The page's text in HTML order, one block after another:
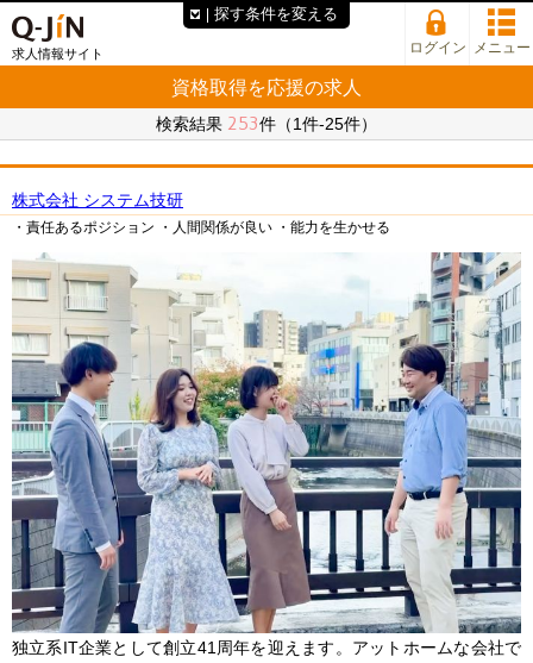
求人情報サイト ログイン メニュー
資格取得を応援の求人
検索結果 253件（1件-25件）
株式会社 システム技研
・責任あるポジション ・人間関係が良い ・能力を生かせる
独立系IT企業として創立41周年を迎えます。アットホームな会社で
探す条件を変える